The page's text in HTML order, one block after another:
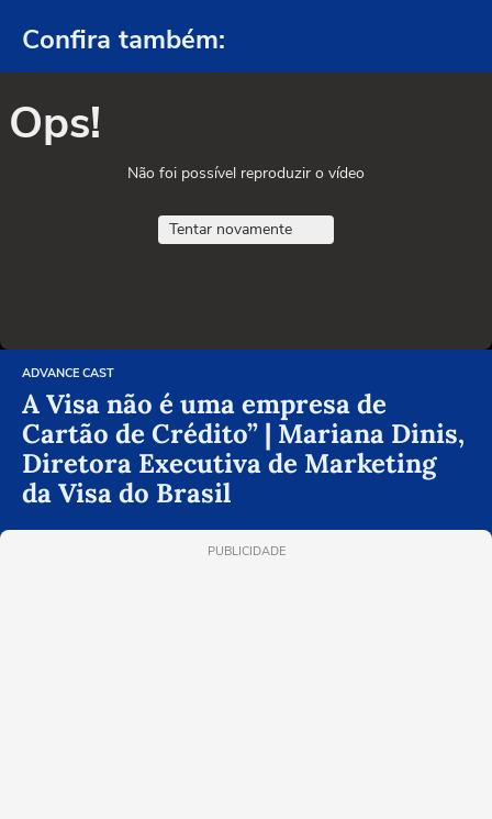
Confira também:
Ops!
Não foi possível reproduzir o vídeo
Tentar novamente
ADVANCE CAST
A Visa não é uma empresa de
Cartão de Crédito” | Mariana Dinis,
Diretora Executiva de Marketing
da Visa do Brasil
PUBLICIDADE